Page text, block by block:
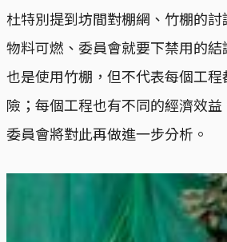
杜特別提到坊間對棚網、竹棚的
物料可燃、委員會就要下禁用的
也是使用竹棚，但不代表每個工
險；每個工程也有不同的經濟效
委員會將對此再做進一步分析。